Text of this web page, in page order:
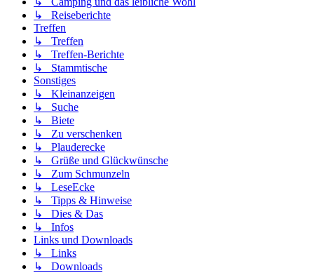
↳ Reiseberichte
Treffen
↳ Treffen
↳ Treffen-Berichte
↳ Stammtische
Sonstiges
↳ Kleinanzeigen
↳ Suche
↳ Biete
↳ Zu verschenken
↳ Plauderecke
↳ Grüße und Glückwünsche
↳ Zum Schmunzeln
↳ LeseEcke
↳ Tipps & Hinweise
↳ Dies & Das
↳ Infos
Links und Downloads
↳ Links
↳ Downloads